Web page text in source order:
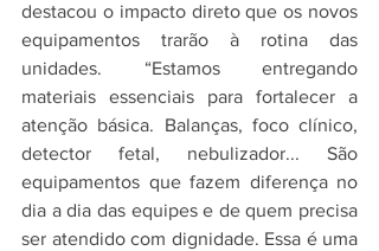
destacou o impacto direto que os novos
equipamentos trarão à rotina das
unidades. “Estamos entregando
materiais essenciais para fortalecer a
atenção básica. Balanças, foco clínico,
detector fetal, nebulizador... São
equipamentos que fazem diferença no
dia a dia das equipes e de quem precisa
ser atendido com dignidade. Essa é uma